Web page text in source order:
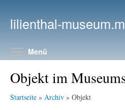
lilienthal-
Menü
Objekt im
Startseite » Archiv » Objekt